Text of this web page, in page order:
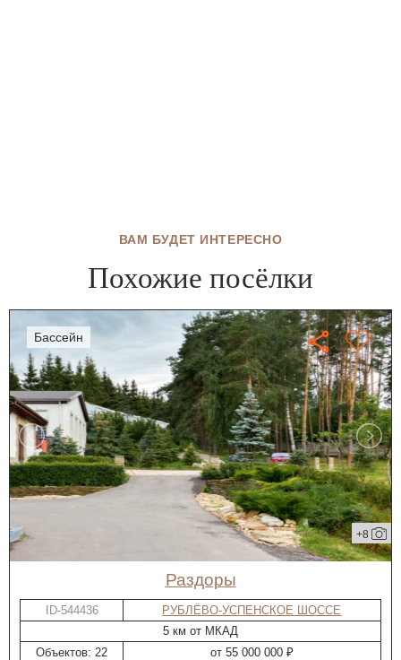
ВАМ БУДЕТ ИНТЕРЕСНО
Похожие посёлки
бассейн
+8
Раздоры
ID-544436
РУБЛЁВО-УСПЕНСКОЕ ШОССЕ
5 км от МКАД
Объектов: 22
от 55 000 000 ₽